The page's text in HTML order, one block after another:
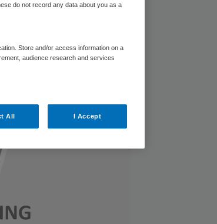
do not record any data about you as a
Store and/or access information on a
audience research and services
All I Accept